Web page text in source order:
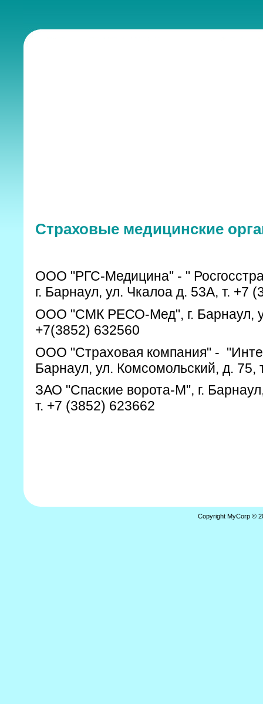
Страховые медицинские
ООО "РГС-Медицина" - "
г. Барнаул, ул. Чкалоа д. 53А, т. +7
ООО "СМК РЕСО-Мед", г. Барнаул,
+7(3852) 632560
ООО "Страховая компания" -
Барнаул, ул. Комсомольский, д. 75,
ЗАО "Спаские ворота-М", г.
т. +7 (3852) 623662
Copyright MyCorp ©